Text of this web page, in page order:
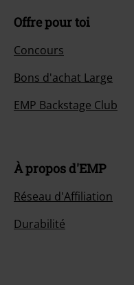
Offre pour toi
Concours
Bons d'achat Large
EMP Backstage Club
À propos d'EMP
Réseau d'Affiliation
Durabilité